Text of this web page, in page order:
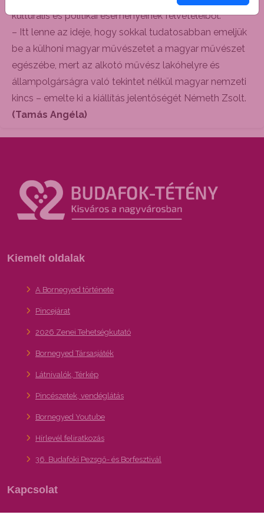
kulturális és politikai eseményeinek felvételeiből.
– Itt lenne az ideje, hogy sokkal tudatosabban emeljük
be a külhoni magyar művészetet a magyar művészet
egészébe, mert az alkotó művész lakóhelyre és
állampolgárságra való tekintet nélkül magyar nemzeti
kincs – emelte ki a kiállítás jelentőségét Németh Zsolt.
(Tamás Angéla)
Kiemelt oldalak
A Bornegyed története
Pincejárat
2026 Zenei Tehetségkutató
Bornegyed Társasjáték
Látnivalók, Térkép
Pincészetek, vendéglátás
Bornegyed Youtube
Hírlevél feliratkozás
36. Budafoki Pezsgő- és Borfesztivál
Kapcsolat